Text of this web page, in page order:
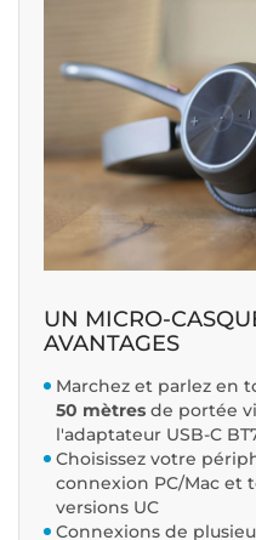
UN MICRO-
AVANTAGES
Marchez et parlez en
50 mètres de portée
l'adaptateur USB-C
Choisissez votre
connexion PC/Mac et
versions UC
Connexions de